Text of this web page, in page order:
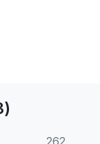
262